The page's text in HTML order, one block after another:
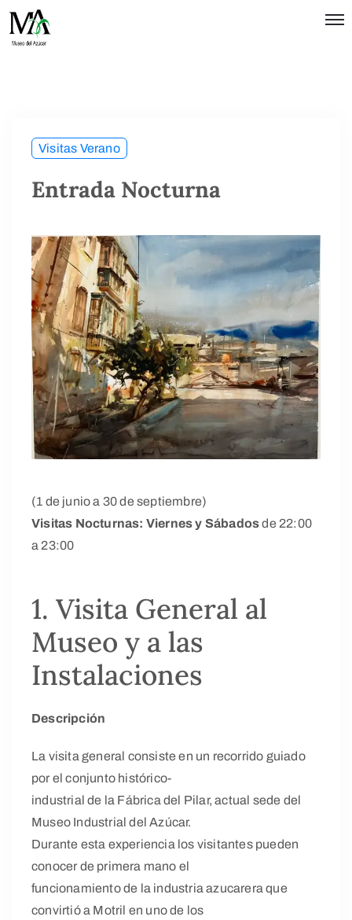
Visitas Verano
Entrada Nocturna
(1 de junio a 30 de septiembre)
Visitas Nocturnas: Viernes y Sábadosde 22:00
a 23:00
1. Visita General al
Museo y a las
Instalaciones
Descripción
La visita general consiste en un recorrido guiado
por el conjunto histórico-
industrial de la Fábrica del Pilar, actual sede del
Museo Industrial del Azúcar.
Durante esta experiencia los visitantes pueden
conocer de primera mano el
funcionamiento de la industria azucarera que
convirtió a Motril en uno de los